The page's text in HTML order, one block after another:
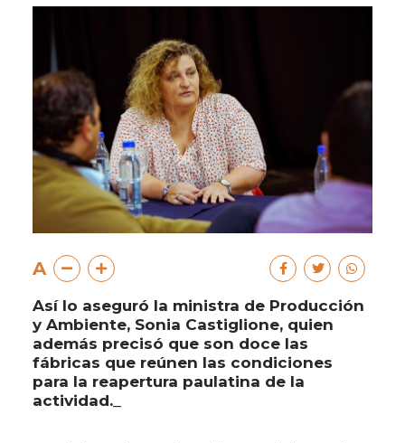
A
Así lo aseguró la ministra de Producción
y Ambiente, Sonia Castiglione, quien
además precisó que son doce las
fábricas que reúnen las condiciones
para la reapertura paulatina de la
actividad._